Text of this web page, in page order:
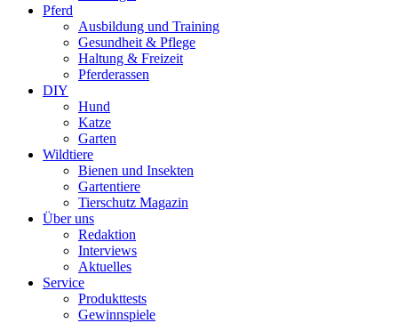
Pferd
Ausbildung und Training
Gesundheit & Pflege
Haltung & Freizeit
Pferderassen
DIY
Hund
Katze
Garten
Wildtiere
Bienen und Insekten
Gartentiere
Tierschutz Magazin
Über uns
Redaktion
Interviews
Aktuelles
Service
Produkttests
Gewinnspiele